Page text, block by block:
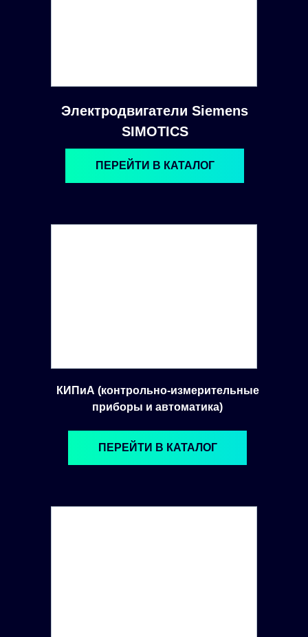
Электродвигатели Siemens
SIMOTICS
ПЕРЕЙТИ В КАТАЛОГ
КИПиА (контрольно-измерительные
приборы и автоматика)
ПЕРЕЙТИ В КАТАЛОГ